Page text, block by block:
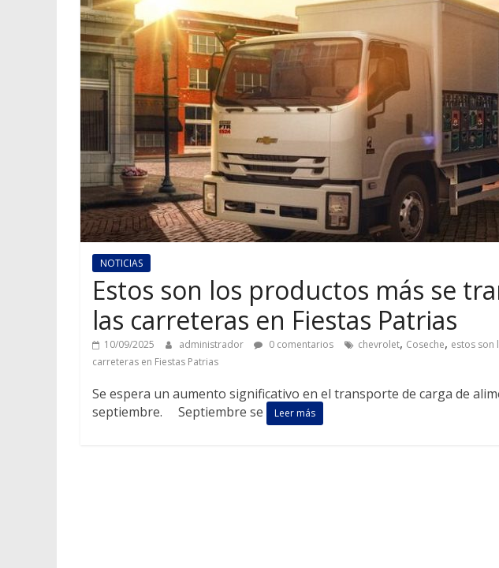
NOTICIAS
Estos son los productos más se
las carreteras en Fiestas Patrias
10/09/2025 administrador 0 comentarios chevrolet, Coseche, estos son
carreteras en Fiestas Patrias
Se espera un aumento significativo en el transporte de carga de
septiembre. Septiembre se
Leer más